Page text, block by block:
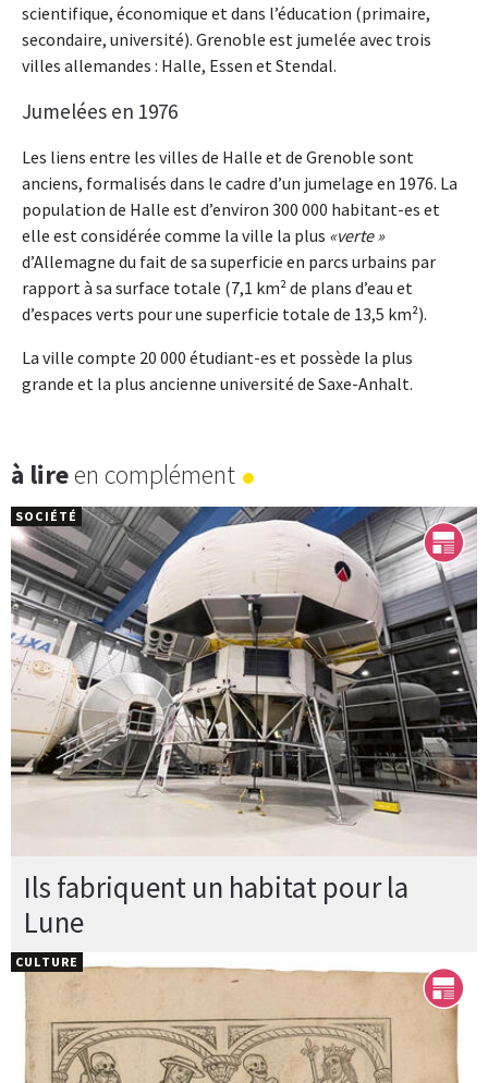
scientifique, économique et dans l’éducation (primaire,
secondaire, université). Grenoble est jumelée avec trois
villes allemandes : Halle, Essen et Stendal.
Jumelées en 1976
Les liens entre les villes de Halle et de Grenoble sont
anciens, formalisés dans le cadre d’un jumelage en 1976. La
population de Halle est d’environ 300 000 habitant-es et
elle est considérée comme la ville la plus verte
d’Allemagne du fait de sa superficie en parcs urbains par
rapport à sa surface totale (7,1 km² de plans d’eau et
d’espaces verts pour une superficie totale de 13,5 km²).
La ville compte 20 000 étudiant-es et possède la plus
grande et la plus ancienne université de Saxe-Anhalt.
à lireen complément
Ils fabriquent un habitat pour la
Lune
SOCIÉTÉ
CULTURE